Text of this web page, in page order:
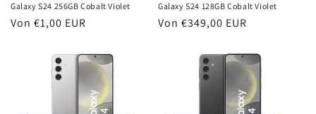
e
Galaxy S24 256GB Cobalt Violet
Normaler
Von €1,00 EUR
Galaxy S24 128GB Cobalt Violet
Normaler
Von €349,00 EUR